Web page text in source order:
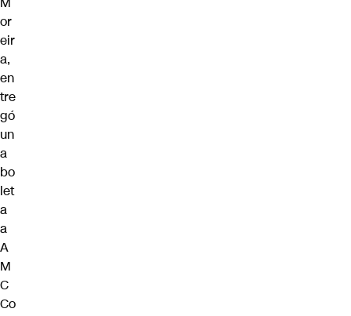
or
eir
a,
en
tre
gó
un
a
bo
let
a
a
A
M
C
Co